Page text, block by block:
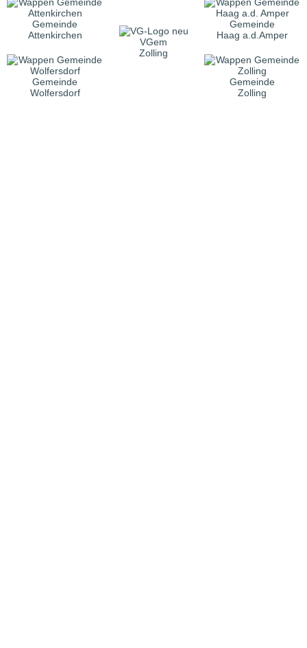
Gemeinde
Attenkirchen
VGem
Zolling
Gemeinde
Haag a.d.Amper
Gemeinde
Wolfersdorf
Gemeinde
Zolling